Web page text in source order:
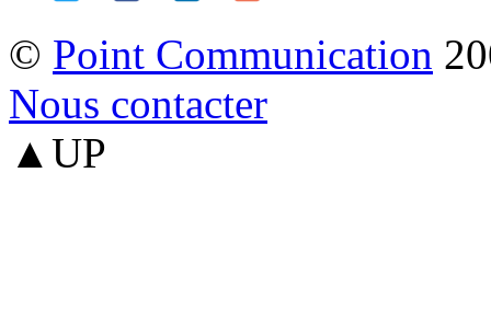
© Point Communication
Nous contacter
▲UP